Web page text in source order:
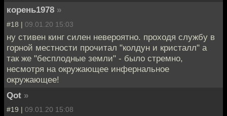
корень1978 »
#18 | 09.01.20 15:03
ну стивен кинг силен невероятно. проходя службу в
горной местности прочитал "колдун и кристалл" а
так же "бесплодные земли" - было стремно,
несмотря на окружающее инфернальное
окружающее!
Qot »
#19 | 09.01.20 15:08